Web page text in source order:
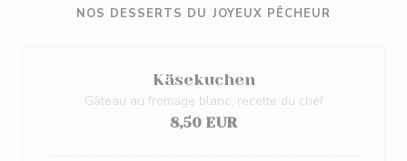
NOS DESSERTS DU JOYEUX PÊCHEUR
Käsekuchen
Gâteau au fromage blanc, recette du chef
8,50 EUR